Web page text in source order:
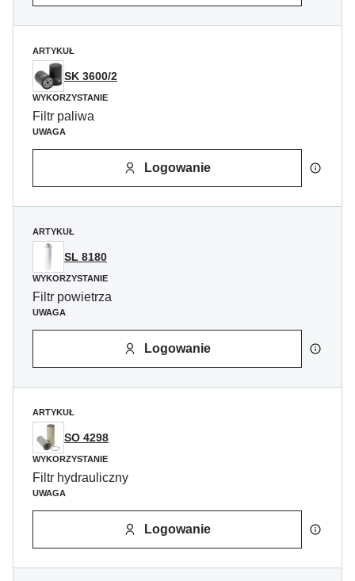
ARTYKUŁ
SK 3600/2
WYKORZYSTANIE
Filtr paliwa
UWAGA
Logowanie
ARTYKUŁ
SL 8180
WYKORZYSTANIE
Filtr powietrza
UWAGA
Logowanie
ARTYKUŁ
SO 4298
WYKORZYSTANIE
Filtr hydrauliczny
UWAGA
Logowanie